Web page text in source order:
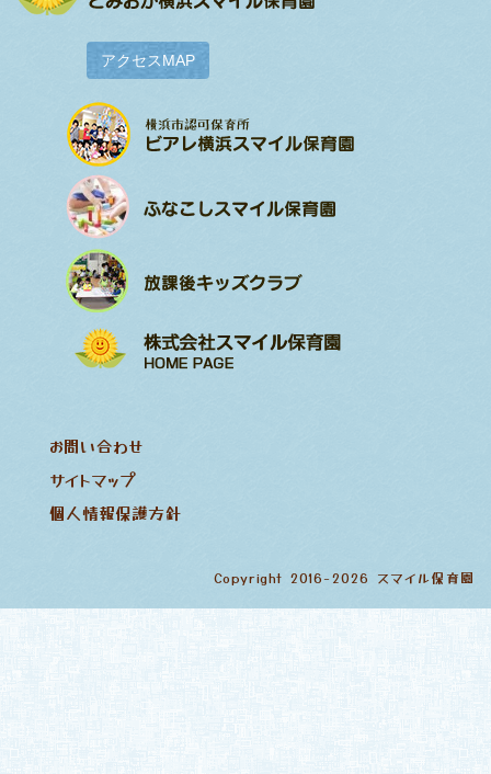
アクセスMAP
お問い合わせ
サイトマップ
個人情報保護方針
Copyright 2016-2026 スマイル保育園